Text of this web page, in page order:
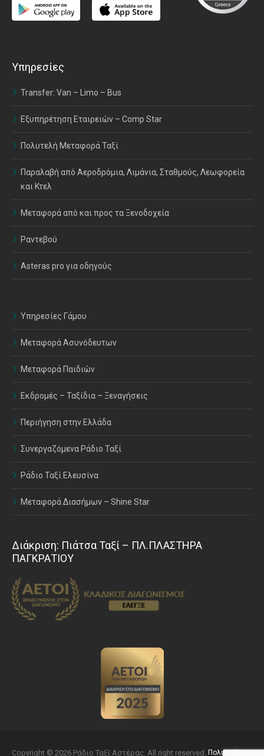
Υπηρεσίες
Transfer: Van – Limo – Bus
Εξυπηρέτηση Εταιρειών – Comp Star
Πολυτελή Μεταφορά Ταξί
Παραλαβή από Αεροδρόμια, Λιμάνια, Σταθμούς, Λεωφορεία
και Κτελ
Μεταφορά από και προς τα Ξενοδοχεία
Ραντεβού
Asteras pro για οδηγούς
Υπηρεσίες Γάμου
Μεταφορά Ασυνόδευτων
Μεταφορά Παιδιών
Εκδρομές – Ταξίδια – Ξεναγήσεις
Περιήγηση στην Ελλάδα
Συνεργαζόμενα Ράδιο Ταξί
Ράδιο Ταξί Ελευσίνα
Μεταφορά Διασήμων – Shine Star
Διάκριση: Πιάτσα Ταξί – ΠΛ.ΠΛΑΣΤΗΡΑ
ΠΑΓΚΡΑΤΙΟΥ
Copyright © 2026 Ράδιο Ταξί Αστέρας. All right reserved. Πολιτική